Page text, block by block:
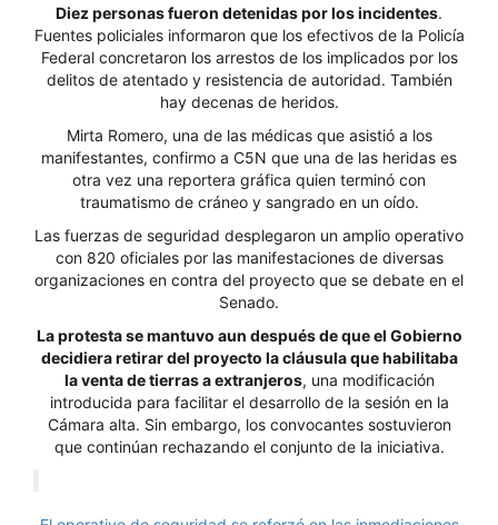
Diez personas fueron detenidas por los incidentes.
Fuentes policiales informaron que los efectivos de la Policía
Federal concretaron los arrestos de los implicados por los
delitos de atentado y resistencia de autoridad. También
hay decenas de heridos.
Mirta Romero, una de las médicas que asistió a los
manifestantes, confirmo a C5N que una de las heridas es
otra vez una reportera gráfica quien terminó con
traumatismo de cráneo y sangrado en un oído.
Las fuerzas de seguridad desplegaron un amplio operativo
con 820 oficiales por las manifestaciones de diversas
organizaciones en contra del proyecto que se debate en el
Senado.
La protesta se mantuvo aun después de que el Gobierno
decidiera retirar del proyecto la cláusula que habilitaba
la venta de tierras a extranjeros, una modificación
introducida para facilitar el desarrollo de la sesión en la
Cámara alta. Sin embargo, los convocantes sostuvieron
que continúan rechazando el conjunto de la iniciativa.